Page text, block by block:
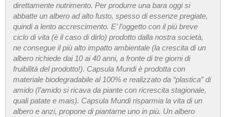
direttamente nutrimento. Per produrre una bara oggi si
abbatte un albero ad alto fusto, spesso di essenze pregiate,
quindi a lento accrescimento. E’ l’oggetto con il più breve
ciclo di vita (è il caso di dirlo) prodotto dalla nostra società,
ne consegue il più alto impatto ambientale (la crescita di un
albero richiede dai 10 ai 40 anni, a fronte di tre giorni di
fruibilità del prodotto!). Capsula Mundi è prodotta con
materiale biodegradabile al 100% e realizzato da “plastica” di
amido (l’amido si ricava da piante con ricrescita stagionale,
quali patate e mais). Capsula Mundi risparmia la vita di un
albero e anzi, propone di piantarne uno in più. Un albero